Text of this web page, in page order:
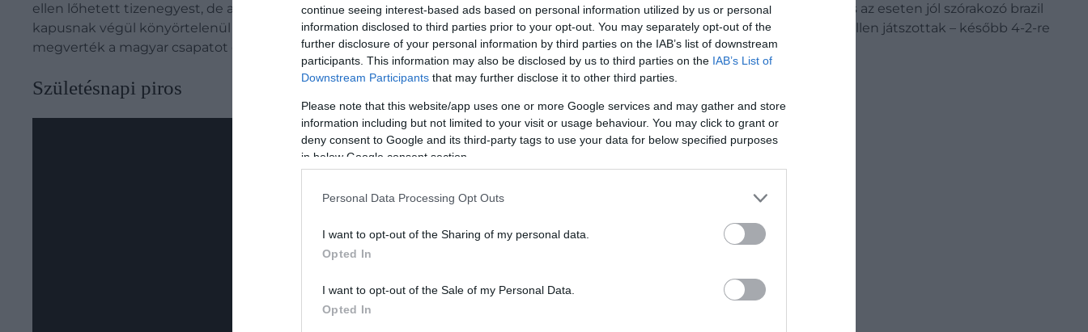
continue seeing interest-based ads based on personal information utilized by us or personal
information disclosed to third parties prior to your opt-out. You may separately opt-out of the
further disclosure of your personal information by third parties on the IAB’s list of downstream
participants. This information may also be disclosed by us to third parties on the IAB’s List of
Downstream Participants that may further disclose it to other third parties.
Please note that this website/app uses one or more Google services and may gather and store
information including but not limited to your visit or usage behaviour. You may click to grant or
deny consent to Google and its third-party tags to use your data for below specified purposes
in below Google consent section.
Personal Data Processing Opt Outs
I want to opt-out of the Sharing of my personal data.
Opted In
I want to opt-out of the Sale of my Personal Data.
Opted In
ellen lőhetett tizenegyest, de a büntetőre való készülődés közben leesett a nadrágja. Az abszurd jelenet nem zökkentette ki, és az eseten jól szórakozó brazil
kapusnak végül könyörtelenül belőtte a labdát. Ráadásul ez a gól juttatta Olaszországot a döntőbe, amit éppen Magyarország ellen játszottak – később 4-2-re
megverték a magyar csapatot és világbajnokok lettek.
Születésnapi piros